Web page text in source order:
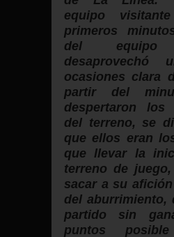
equipo
primeros
del equipo
ocasiones clara
partir del
despertaron los
del terreno, se
que ellos eran
que llevar la
terreno de
sacar a su
del aburrimiento,
partido sin
puntos